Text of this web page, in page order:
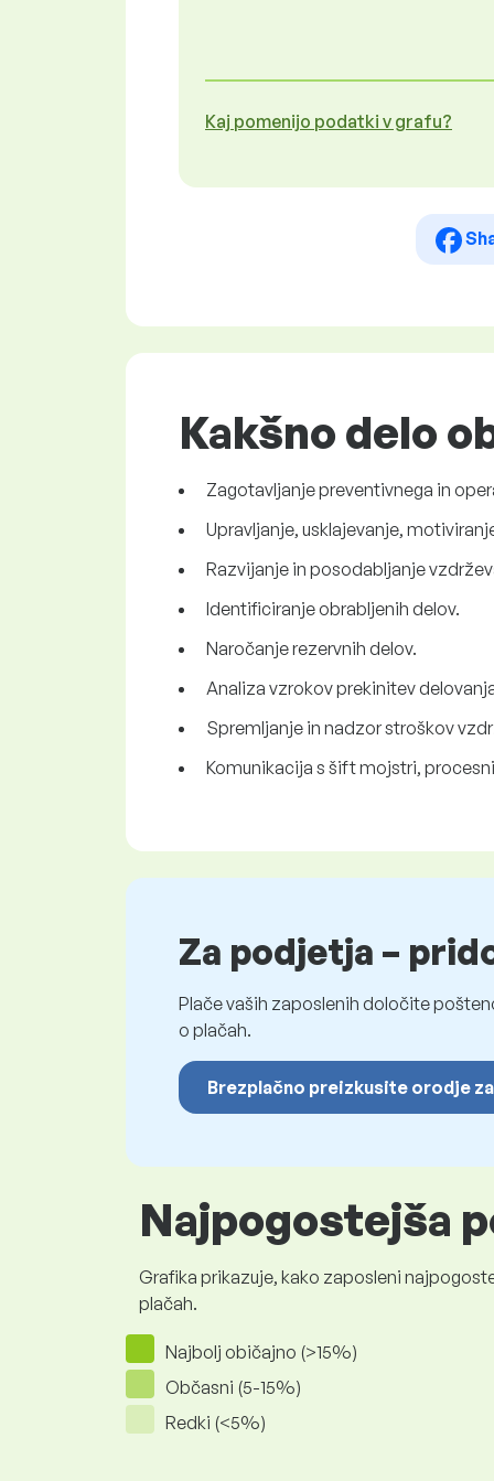
Kaj pomenijo podatki v grafu?
Kakšno delo
Zagotavljanje preventivnega in
Upravljanje, usklajevanje,
Razvijanje in posodabljanje
Identificiranje obrabljenih delov.
Naročanje rezervnih delov.
Analiza vzrokov prekinitev
Spremljanje in nadzor stroškov
Komunikacija s šift mojstri,
Za podjetja –
Plače vaših zaposlenih določite
o plačah.
Brezplačno preizkusite orodje
Najpogostejša
Grafika prikazuje, kako zaposleni
plačah.
Najbolj običajno (>15%)
Občasni (5-15%)
Redki (<5%)